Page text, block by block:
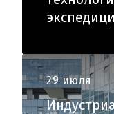
29 июля